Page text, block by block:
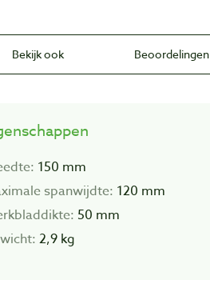
Bekijk ook Beoordelingen
150 mm
spanwijdte: 120 mm
50 mm
2,9 kg